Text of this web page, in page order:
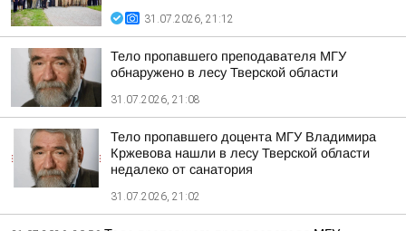
31.07.2026, 21:12
Тело пропавшего преподавателя МГУ
обнаружено в лесу Тверской области
31.07.2026, 21:08
Тело пропавшего доцента МГУ Владимира
Кржевова нашли в лесу Тверской области
недалеко от санатория
31.07.2026, 21:02